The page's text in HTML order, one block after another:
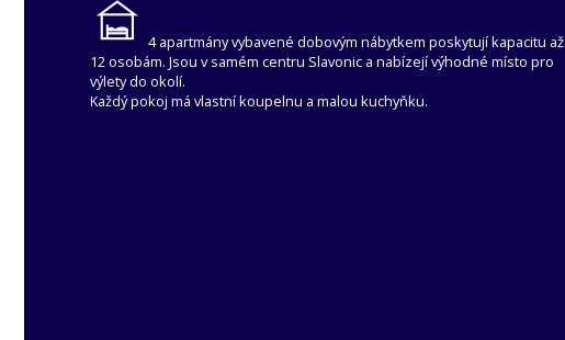
4 apartmány vybavené dobovým nábytkem poskytují kapacitu až
12 osobám. Jsou v samém centru Slavonic a nabízejí výhodné místo pro
výlety do okolí.
Každý pokoj má vlastní koupelnu a malou kuchyňku.